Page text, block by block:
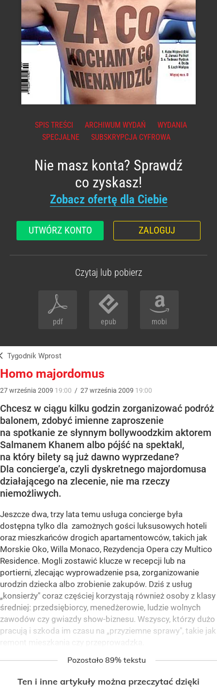
SPIS TREŚCI ARCHIWUM WYDAŃ
WYDANIA
SPECJALNE
SUBSKRYPCJA CYFROWA
Nie masz konta? Sprawdź
co zyskasz!
Zobacz ofertę dla Ciebie
UTWÓRZ KONTO ZALOGUJ
Czytaj lub pobierz
pdf epub mobi
Tygodnik Wprost
Homo majordomus
27września 2009 19:00 / 27września 2009 19:00
Chcesz w ciągu kilku godzin zorganizować podróż
balonem, zdobyć imienne zaproszenie
na spotkanie ze słynnym bollywoodzkim aktorem
Salmanem Khanem albo pójść na spektakl,
na który bilety są już dawno wyprzedane?
Dla concierge’a, czyli dyskretnego majordomusa
działającego na zlecenie, nie ma rzeczy
niemożliwych.
Jeszcze dwa, trzy lata temu usługa concierge była
dostępna tylko dla zamożnych gości luksusowych hoteli
oraz mieszkańców drogich apartamentowców, takich jak
Morskie Oko, Willa Monaco, Rezydencja Opera czy Multico
Residence. Mogli zostawić klucze w recepcji lub na
portierni, zlecając wyprowadzenie psa, zorganizowanie
urodzin dziecka albo zrobienie zakupów. Dziś z usług
„konsierży" coraz częściej korzystają również osoby z klasy
średniej: przedsiębiorcy, menedżerowie, ludzie wolnych
zawodów czy gwiazdy show-biznesu. Wszyscy, którzy dużo
pracują i szkoda im czasu na „przyziemne sprawy", takie jak
remont mieszkania czy przeprowadzka.
Pozostało 89% tekstu
Ten i inne artykuły można przeczytać dzięki